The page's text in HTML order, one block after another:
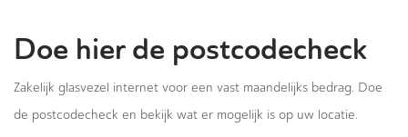
Doe hier de postcodecheck
Zakelijk glasvezel internet voor een vast maandelijks bedrag. Doe
de postcodecheck en bekijk wat er mogelijk is op uw locatie.